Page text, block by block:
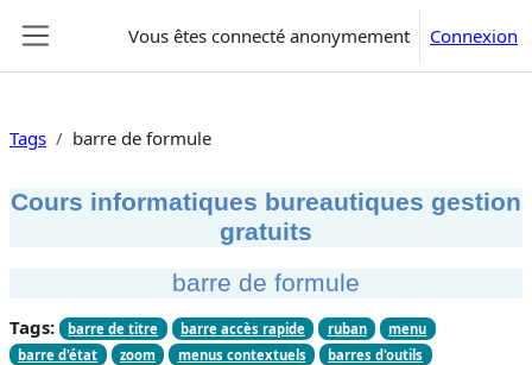
Vous êtes connecté anonymement Connexion
Tags barre de formule
Cours informatiques bureautiques gestion
gratuits
barre de formule
Tags: barre de titre barre accès rapide ruban
menu
barre d'état
zoom menus contextuels
barres d'outils